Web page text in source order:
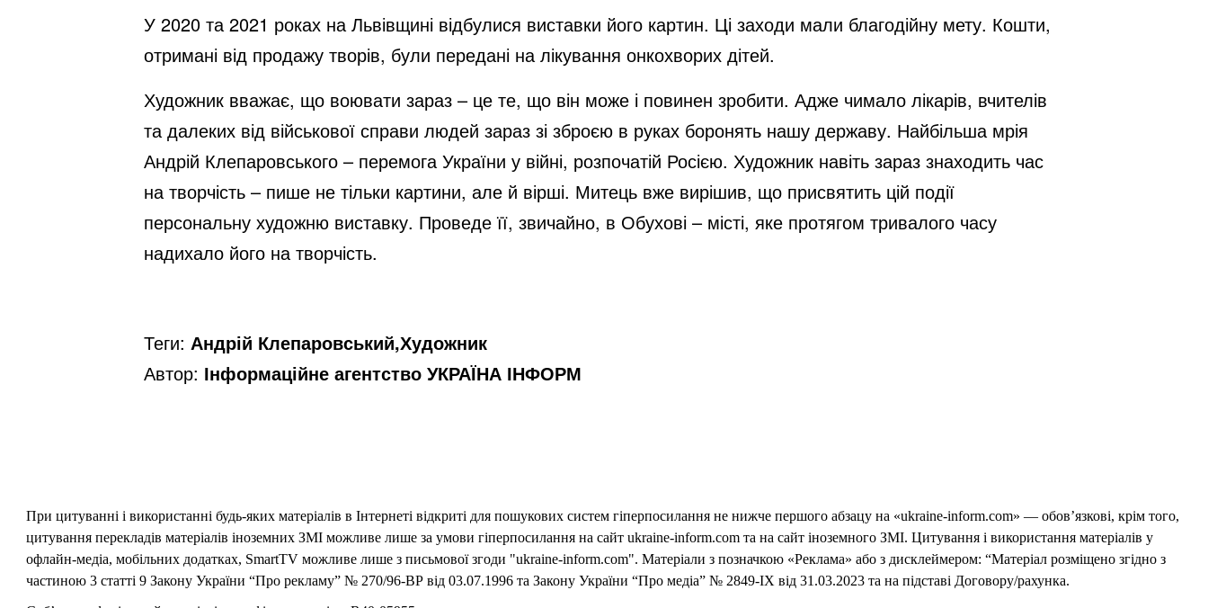
У 2020 та 2021 роках на Львівщині відбулися виставки його картин. Ці заходи мали благодійну мету. Кошти,
отримані від продажу творів, були передані на лікування онкохворих дітей.
Художник вважає, що воювати зараз – це те, що він може і повинен зробити. Адже чимало лікарів, вчителів
та далеких від військової справи людей зараз зі зброєю в руках боронять нашу державу. Найбільша мрія
Андрій Клепаровського – перемога України у війні, розпочатій Росією. Художник навіть зараз знаходить час
на творчість – пише не тільки картини, але й вірші. Митець вже вирішив, що присвятить цій події
персональну художню виставку. Проведе її, звичайно, в Обухові – місті, яке протягом тривалого часу
надихало його на творчість.
Теги: Андрій Клепаровський,Художник
Автор: Інформаційне агентство УКРАЇНА ІНФОРМ
При цитуванні і використанні будь-яких матеріалів в Інтернеті відкриті для пошукових систем гіперпосилання не нижче першого абзацу на «ukraine-inform.com» — обов’язкові, крім того,
цитування перекладів матеріалів іноземних ЗМІ можливе лише за умови гіперпосилання на сайт ukraine-inform.com та на сайт іноземного ЗМІ. Цитування і використання матеріалів у
офлайн-медіа, мобільних додатках, SmartTV можливе лише з письмової згоди "ukraine-inform.com". Матеріали з позначкою «Реклама» або з дисклеймером: “Матеріал розміщено згідно з
частиною 3 статті 9 Закону України “Про рекламу” № 270/96-ВР від 03.07.1996 та Закону України “Про медіа” № 2849-IX від 31.03.2023 та на підставі Договору/рахунка.